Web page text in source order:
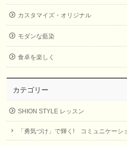
カスタマイズ・オリジナル
モダンな藍染
食卓を楽しく
カテゴリー
SHION STYLE レッスン
「勇気づけ」で輝く! コミュニケーシ